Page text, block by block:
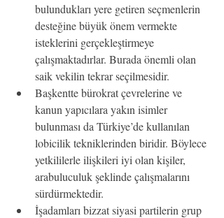
bulundukları yere getiren seçmenlerin
desteğine büyük önem vermekte
isteklerini gerçekleştirmeye
çalışmaktadırlar. Burada önemli olan
saik vekilin tekrar seçilmesidir.
Başkentte bürokrat çevrelerine ve
kanun yapıcılara yakın isimler
bulunması da Türkiye’de kullanılan
lobicilik tekniklerinden biridir. Böylece
yetkililerle ilişkileri iyi olan kişiler,
arabuluculuk şeklinde çalışmalarını
sürdürmektedir.
İşadamları bizzat siyasi partilerin grup